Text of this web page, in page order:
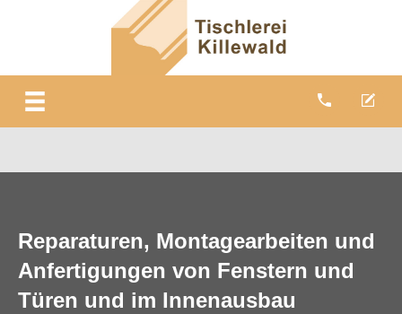
Reparaturen, Montagearbeiten und
Anfertigungen von Fenstern und
Türen und im Innenausbau